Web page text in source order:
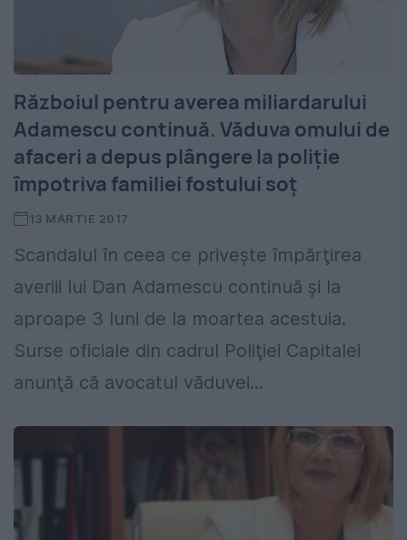
Războiul pentru averea miliardarului
Adamescu continuă. Văduva omului de
afaceri a depus plângere la poliţie
împotriva familiei fostului soţ
13 MARTIE 2017
Scandalul în ceea ce priveşte împărţirea
averiii lui Dan Adamescu continuă şi la
aproape 3 luni de la moartea acestuia.
Surse oficiale din cadrul Poliţiei Capitalei
anunţă că avocatul văduvei...